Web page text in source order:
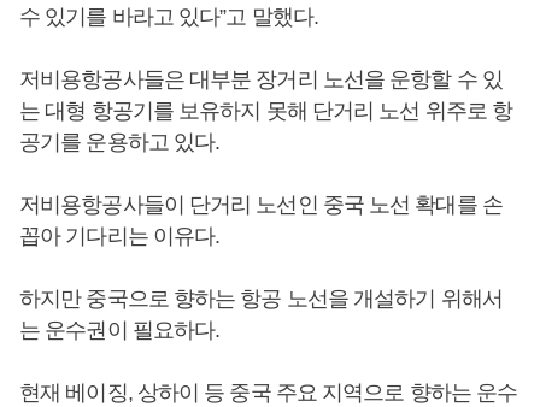
수 있기를 바라고 있다”고 말했다.
저비용항공사들은 대부분 장거리 노선을 운항할 수 있
는 대형 항공기를 보유하지 못해 단거리 노선 위주로 항
공기를 운용하고 있다.
저비용항공사들이 단거리 노선인 중국 노선 확대를 손
꼽아 기다리는 이유다.
하지만 중국으로 향하는 항공 노선을 개설하기 위해서
는 운수권이 필요하다.
현재 베이징, 상하이 등 중국 주요 지역으로 향하는 운수